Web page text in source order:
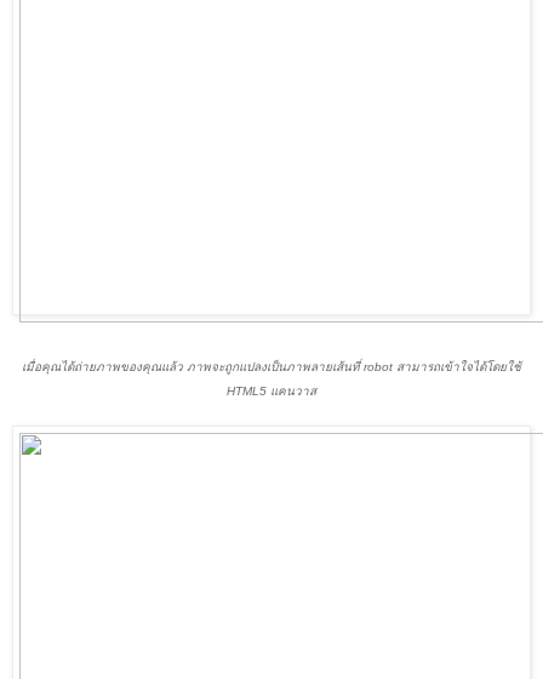
เมื่อคุณได้ถ่ายภาพของคุณแล้ว ภาพจะถูกแปลงเป็นภาพลายเส้นที่ robot สามารถเข้าใจได้โดยใช้
HTML5 แคนวาส